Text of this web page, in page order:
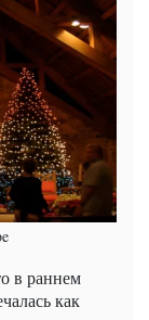
в раннем
как